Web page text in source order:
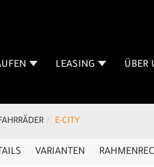
LEASING ÜBER
E-CITY
VARIANTEN